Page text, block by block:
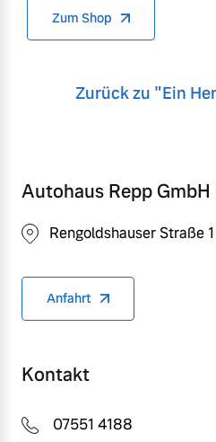
Zum Shop
Zurück zu "Ein
Autohaus Repp GmbH
Rengoldshauser Straße
Anfahrt
Kontakt
07551 4188